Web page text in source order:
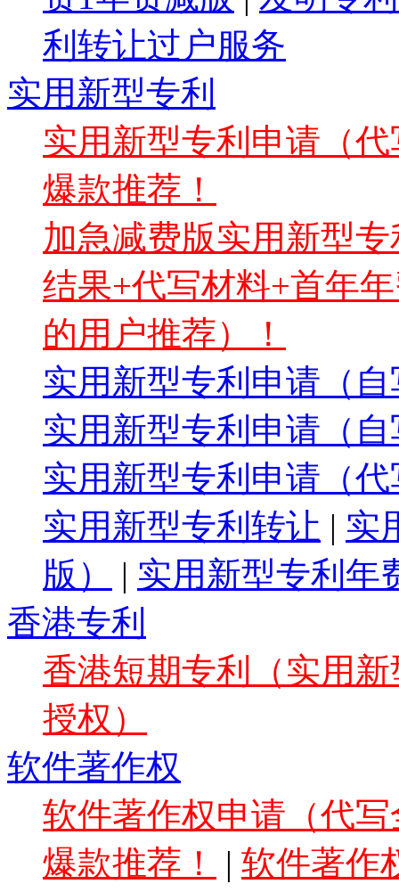
利转让过户服务
实用新型专利
实用新型专利申请（
爆款推荐！
加急减费版实用新型
结果+代写材料+首年
的用户推荐）！
实用新型专利申请（
实用新型专利申请（
实用新型专利申请（
实用新型专利转让 | 实
版）
| 实用新型专利年
香港专利
香港短期专利（实用
授权）
软件著作权
软件著作权申请（代
爆款推荐！
| 软件著作